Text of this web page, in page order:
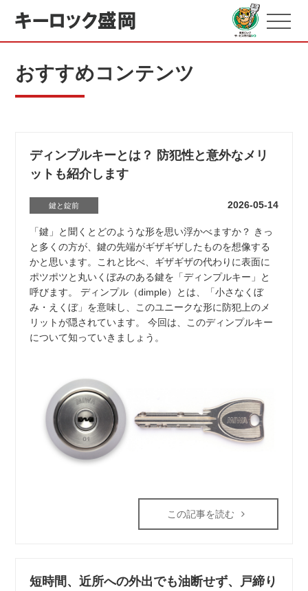
おすすめコンテンツ
ディンプルキーとは？ 防犯性と意外なメリ
ットも紹介します
鍵と錠前 2026-05-14
「鍵」と聞くとどのような形を思い浮かべますか？ きっ
と多くの方が、鍵の先端がギザギザしたものを想像する
かと思います。これと比べ、ギザギザの代わりに表面に
ポツポツと丸いくぼみのある鍵を「ディンプルキー」と
呼びます。 ディンプル（dimple）とは、「小さなくぼ
み・えくぼ」を意味し、このユニークな形に防犯上のメ
リットが隠されています。 今回は、このディンプルキー
について知っていきましょう。
この記事を読む
短時間、近所への外出でも油断せず、戸締り